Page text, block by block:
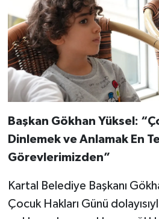
Başkan Gökhan Yüksel:
Dinlemek ve Anlamak En
Görevlerimizden”
Kartal Belediye Başkanı
Çocuk Hakları Günü